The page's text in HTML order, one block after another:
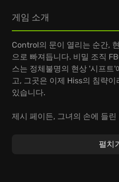
게임 소개
Control의 문이 열리는 순간,
으로 빠져듭니다. 비밀 조직
스는 정체불명의 현상 '시프트
고, 그곳은 이제 Hiss의 침략
있습니다.
제시 페이든, 그녀의 손에 들
심층적인 비밀을 파헤쳐, 혼돈
펼치